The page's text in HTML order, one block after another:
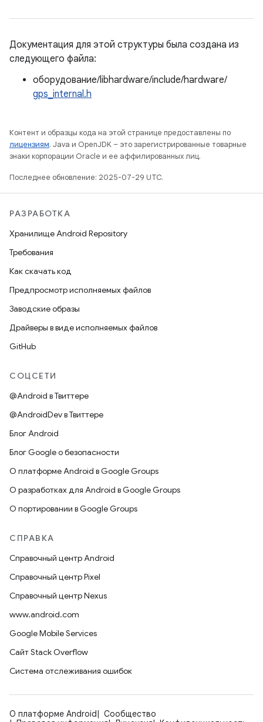
Документация для этой структуры была создана из
следующего файла:
оборудование/libhardware/include/hardware/
gps_internal.h
Контент и образцы кода на этой странице предоставлены по
лицензиям. Java и OpenJDK – это зарегистрированные товарные
знаки корпорации Oracle и ее аффилированных лиц.
Последнее обновление: 2025-07-29 UTC.
РАЗРАБОТКА
Хранилище Android Repository
Требования
Как скачать код
Предпросмотр исполняемых файлов
Заводские образы
Драйверы в виде исполняемых файлов
GitHub
СОЦСЕТИ
@Android в Твиттере
@AndroidDev в Твиттере
Блог Android
Блог Google о безопасности
О платформе Android в Google Groups
О разработках для Android в Google Groups
О портировании в Google Groups
СПРАВКА
Справочный центр Android
Справочный центр Pixel
Справочный центр Nexus
www.android.com
Google Mobile Services
Сайт Stack Overflow
Система отслеживания ошибок
О платформе Android
Сообщество